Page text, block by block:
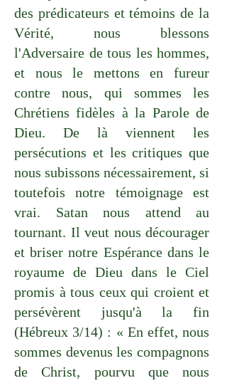
des prédicateurs et témoins de la
Vérité, nous blessons
l'Adversaire de tous les hommes,
et nous le mettons en fureur
contre nous, qui sommes les
Chrétiens fidèles à la Parole de
Dieu. De là viennent les
persécutions et les critiques que
nous subissons nécessairement, si
toutefois notre témoignage est
vrai. Satan nous attend au
tournant. Il veut nous décourager
et briser notre Espérance dans le
royaume de Dieu dans le Ciel
promis à tous ceux qui croient et
persévèrent jusqu'à la fin
(Hébreux 3/14) : « En effet, nous
sommes devenus les compagnons
de Christ, pourvu que nous